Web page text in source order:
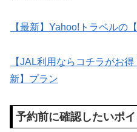
【最新】Yahoo!トラベルの
【JAL利用ならコチラがお
新】プラン
予約前に確認したいポイ